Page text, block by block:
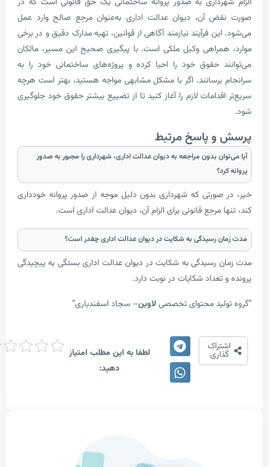
آن، دیوان عدالت اداری به‌عنوان مرجع صالح وارد عمل
فرآیند نیازمند آگاهی از قوانین، تهیه مدارک دقیق و در برخی
وکیل ملکی است. با پیگیری صحیح این مسیر، مالکان
حقوق خود را احیا کرده و پروژه‌های ساختمانی خود را به
برسانند. اگر با مشکل مشابهی مواجه هستید، بهتر است هرچه
لازم را آغاز کنید تا از تضییع بیشتر حقوق خود جلوگیری
پاسخ مرتبط
بدون مراجعه به دیوان عدالت اداری، شهرداری را مجبور به صدور
که شهرداری بدون دلیل موجه از صدور پروانه خودداری
مرجع قانونی برای الزام آن، دیوان عدالت اداری است.
رسیدگی به شکایت در دیوان عدالت اداری چقدر است؟
رسیدگی به شکایت در دیوان عدالت اداری بستگی به پیچیدگی
شکایات در نوبت دارد.
محتوای تخصصیلاوین– سجاد اسفندیاری”
لطفا به این مطلب امتیاز
امتیاز
دهی